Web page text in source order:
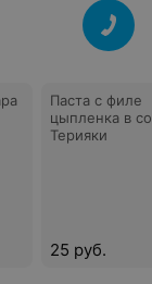
Паста с филе
цыпленка в
Терияки
25 руб.